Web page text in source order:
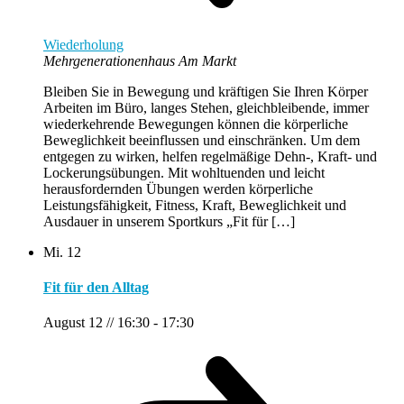
Wiederholung
Mehrgenerationenhaus Am Markt
Bleiben Sie in Bewegung und kräftigen Sie Ihren Körper
Arbeiten im Büro, langes Stehen, gleichbleibende, immer
wiederkehrende Bewegungen können die körperliche
Beweglichkeit beeinflussen und einschränken. Um dem
entgegen zu wirken, helfen regelmäßige Dehn-, Kraft- und
Lockerungsübungen. Mit wohltuenden und leicht
herausfordernden Übungen werden körperliche
Leistungsfähigkeit, Fitness, Kraft, Beweglichkeit und
Ausdauer in unserem Sportkurs „Fit für […]
Mi. 12
Fit für den Alltag
August 12 // 16:30 - 17:30